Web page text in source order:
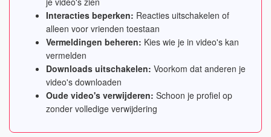
Interacties beperken: Reacties uitschakelen of
alleen voor vrienden toestaan
Vermeldingen beheren: Kies wie je in video's kan
vermelden
Downloads uitschakelen: Voorkom dat anderen je
video's downloaden
Oude video's verwijderen: Schoon je profiel op
zonder volledige verwijdering